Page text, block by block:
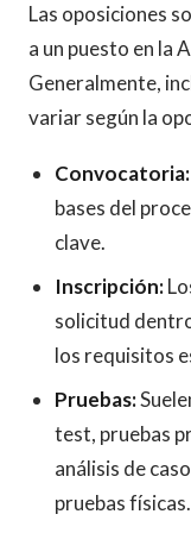
Las oposiciones
a un puesto en la
Generalmente,
variar según la
Convocatoria:
bases del
clave.
Inscripción:
solicitud
los requisitos
Pruebas:
test, pruebas
análisis de
pruebas físicas.